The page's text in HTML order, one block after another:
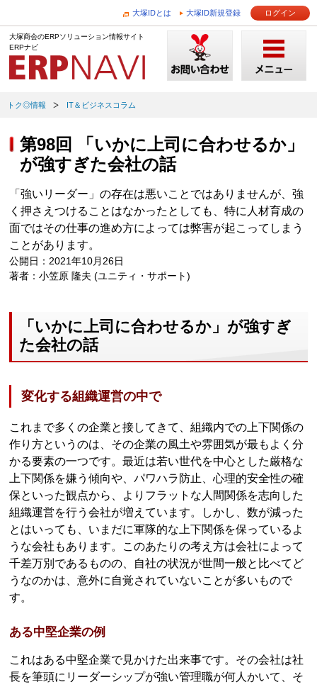
大塚IDとは 大塚ID新規登録 ログイン
大塚商会のERPソリューション情報サイト
ERPナビ
トク◎情報 IT＆ビジネスコラム
第98回 「いかに上司に合わせるか」
が強すぎた会社の話
「強いリーダー」の存在は悪いことではありませんが、強
く押さえつけることはなかったとしても、特に人材育成の
面ではその仕事の進め方によっては弊害が起こってしまう
ことがあります。
公開日：2021年10月26日
著者：小笠原 隆夫 (ユニティ・サポート)
「いかに上司に合わせるか」が強すぎ
た会社の話
変化する組織運営の中で
これまで多くの企業と接してきて、組織内での上下関係の
作り方というのは、その企業の風土や雰囲気が最もよく分
かる要素の一つです。最近は若い世代を中心とした厳格な
上下関係を嫌う傾向や、パワハラ防止、心理的安全性の確
保といった観点から、よりフラットな人間関係を志向した
組織運営を行う会社が増えています。しかし、数が減った
とはいっても、いまだに軍隊的な上下関係を保っているよ
うな会社もあります。このあたりの考え方は会社によって
千差万別であるものの、自社の状況が世間一般と比べてど
うなのかは、意外に自覚されていないことが多いもので
す。
ある中堅企業の例
これはある中堅企業で見かけた出来事です。その会社は社
長を筆頭にリーダーシップが強い管理職が何人かいて、そ